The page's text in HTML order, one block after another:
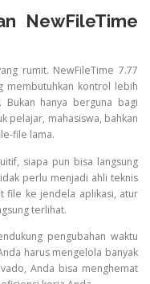
NewFileTime
rumit. NewFileTime 7.77
membutuhkan kontrol lebih
hanya berguna bagi
pelajar, mahasiswa, bahkan
file lama.
siapa pun bisa langsung
perlu menjadi ahli teknis
file ke jendela aplikasi, atur
terlihat.
pengubahan waktu
harus mengelola banyak
Anda bisa menghemat